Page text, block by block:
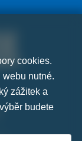
cookies.
webu nutné.
zážitek a
budete